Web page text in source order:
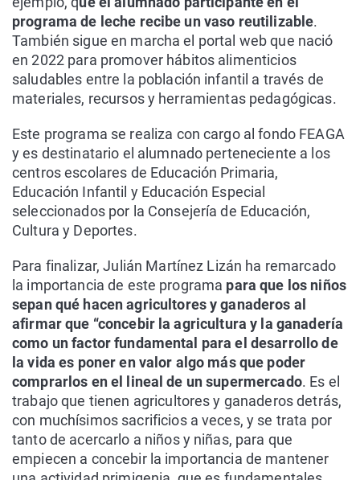
programa de leche recibe un vaso reutilizable.
También sigue en marcha el portal web que nació
en 2022 para promover hábitos alimenticios
saludables entre la población infantil a través de
materiales, recursos y herramientas pedagógicas.
Este programa se realiza con cargo al fondo FEAGA
y es destinatario el alumnado perteneciente a los
centros escolares de Educación Primaria,
Educación Infantil y Educación Especial
seleccionados por la Consejería de Educación,
Cultura y Deportes.
Para finalizar, Julián Martínez Lizán ha remarcado
la importancia de este programa para que los niños
sepan qué hacen agricultores y ganaderos al
afirmar que “concebir la agricultura y la ganadería
como un factor fundamental para el desarrollo de
la vida es poner en valor algo más que poder
comprarlos en el lineal de un supermercado. Es el
trabajo que tienen agricultores y ganaderos detrás,
con muchísimos sacrificios a veces, y se trata por
tanto de acercarlo a niños y niñas, para que
empiecen a concebir la importancia de mantener